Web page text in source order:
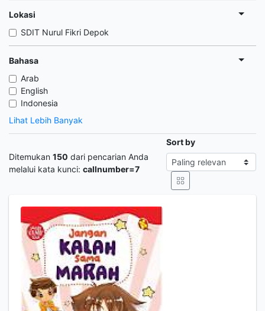
Lokasi
SDIT Nurul Fikri Depok
Bahasa
Arab
English
Indonesia
Lihat Lebih Banyak
Ditemukan 150 dari pencarian Anda
melalui kata kunci: callnumber=7
Sort by